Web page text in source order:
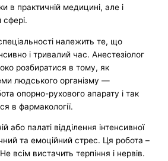
в практичній медицині, але і
сфері.
належить те, що
і тривалий час. Анестезіолог
розбиратися в тому, як
людського організму —
опорно-рухового апарату і так
в фармакології.
або палаті відділення інтенсивної
та емоційний стрес. Ця робота –
всім вистачить терпіння і нервів.